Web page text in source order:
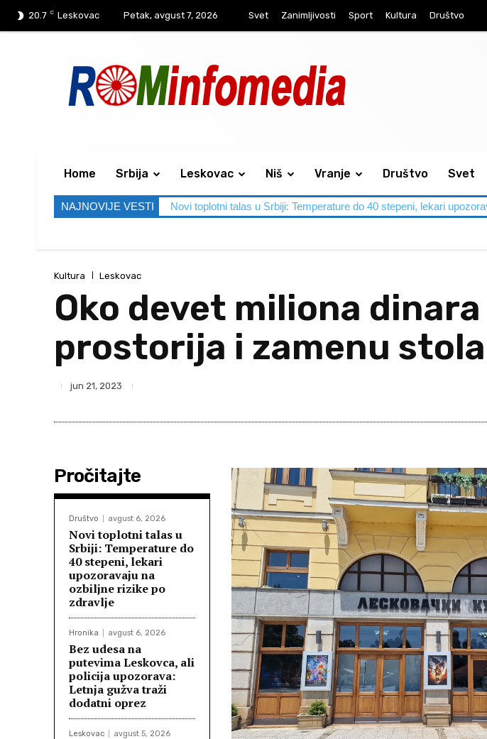
20.7 C Leskovac Petak, avgust 7, 2026 Svet Zanimljivosti Sport Kultura Društvo
Home Srbija Leskovac Niš Vranje Društvo Svet
NAJNOVIJE VESTI Novi toplotni talas u Srbiji: Temperature do 40 stepeni, lekari
Kultura Leskovac
Oko devet miliona
prostorija i zamenu
jun 21, 2023
Pročitajte
Društvo avgust 6, 2026
Novi toplotni talas u
Srbiji: Temperature do
40 stepeni, lekari
upozoravaju na
ozbiljne rizike po
zdravlje
Hronika avgust 6, 2026
Bez udesa na
putevima Leskovca, ali
policija upozorava:
Letnja gužva traži
dodatni oprez
Leskovac avgust 5, 2026